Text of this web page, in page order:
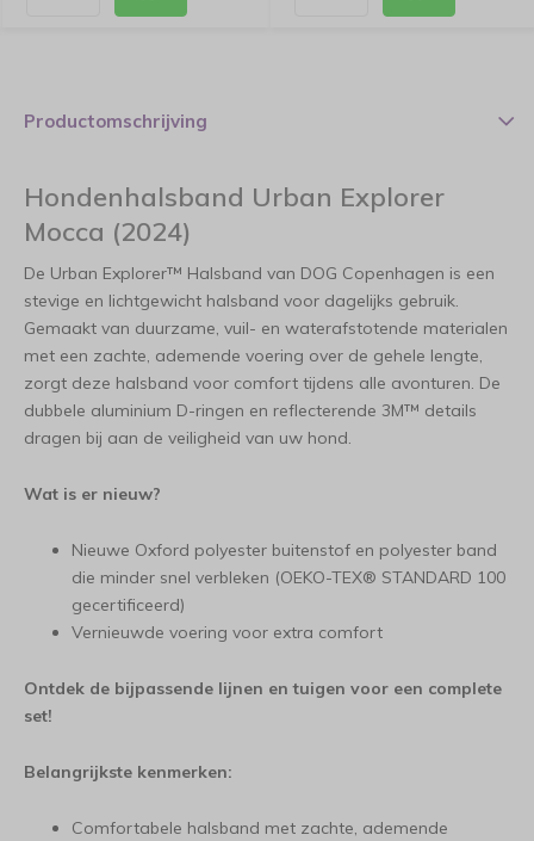
Productomschrijving
Hondenhalsband Urban Explorer
Mocca (2024)
De Urban Explorer™ Halsband van DOG Copenhagen is een
stevige en lichtgewicht halsband voor dagelijks gebruik.
Gemaakt van duurzame, vuil- en waterafstotende materialen
met een zachte, ademende voering over de gehele lengte,
zorgt deze halsband voor comfort tijdens alle avonturen. De
dubbele aluminium D-ringen en reflecterende 3M™ details
dragen bij aan de veiligheid van uw hond.
Wat is er nieuw?
Nieuwe Oxford polyester buitenstof en polyester band
die minder snel verbleken (OEKO-TEX® STANDARD 100
gecertificeerd)
Vernieuwde voering voor extra comfort
Ontdek de bijpassende lijnen en tuigen voor een complete
set!
Belangrijkste kenmerken:
Comfortabele halsband met zachte, ademende